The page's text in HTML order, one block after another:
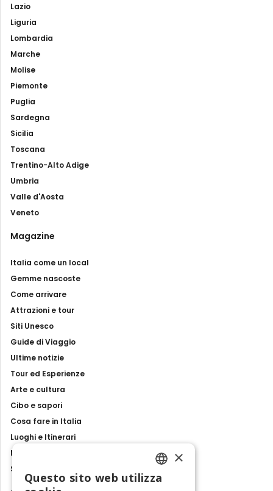
Lazio
Liguria
Lombardia
Marche
Molise
Piemonte
Puglia
Sardegna
Sicilia
Toscana
Trentino-Alto Adige
Umbria
Valle d'Aosta
Veneto
Magazine
Italia come un local
Gemme nascoste
Come arrivare
Attrazioni e tour
Siti Unesco
Guide di Viaggio
Ultime notizie
Tour ed Esperienze
Arte e cultura
Cibo e sapori
Cosa fare in Italia
Luoghi e Itinerari
Mostre, eventi e spettacoli
Storie e tradizioni
ENGLISH
×
Questo sito web utilizza